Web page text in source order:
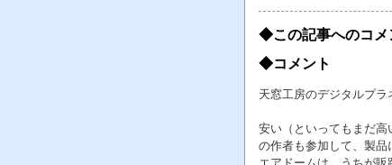
◆この記事へのコメ
◆コメント
天窓工房のデジタルプ
安い（といってもまだ
の作者も参加して、製